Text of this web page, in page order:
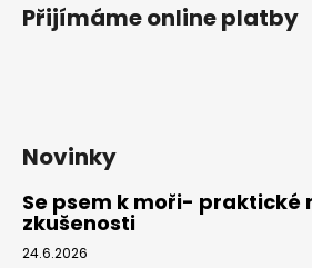
Přijímáme online platby
Novinky
Se psem k moři- praktické
zkušenosti
24.6.2026